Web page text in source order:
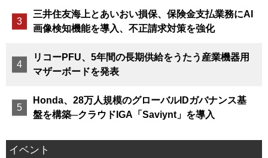
三井住友海上とあいおい損保、保険金支払業務にAI
画像検知機能を導入、不正請求対策を強化
リコーPFU、5年間の長期供給をうたう産業機器用
マザーボードを発表
Honda、28万人規模のグローバルIDガバナンス基
盤を構築─クラウドIGA「Saviynt」を導入
イベント